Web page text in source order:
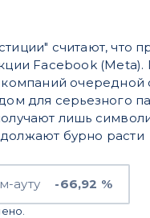
считают, что
Facebook (Meta).
очередной
для серьезного
лишь
бурно расти
ауту -66,92 %